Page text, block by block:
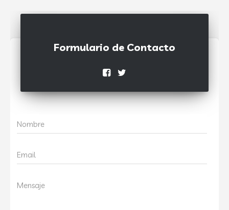
Formulario de Contacto
Nombre
Email
Mensaje